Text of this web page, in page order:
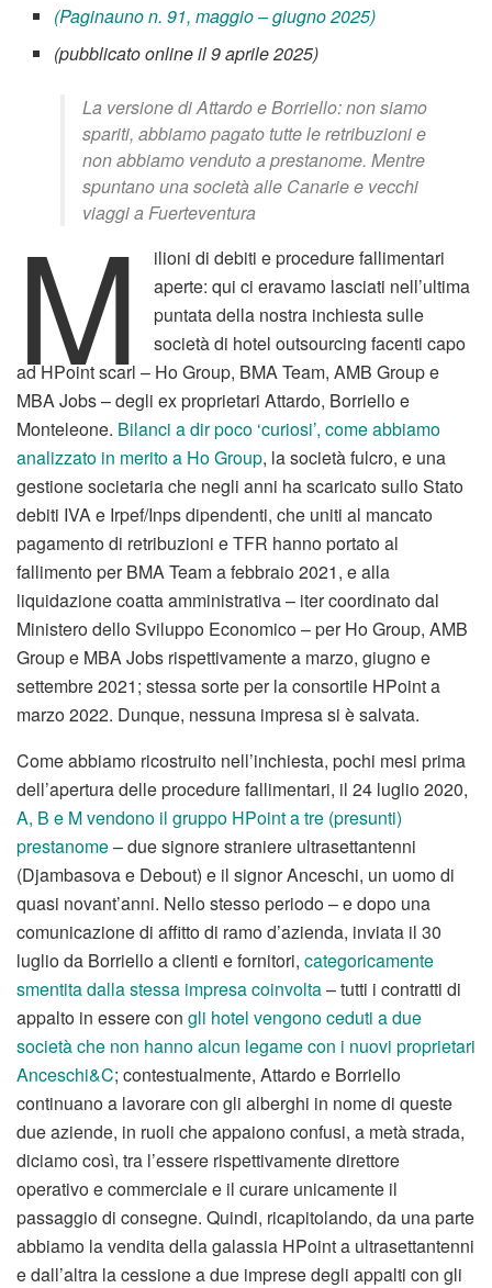
(Paginauno n. 91, maggio – giugno 2025)
(pubblicato online il 9 aprile 2025)
La versione di Attardo e Borriello: non siamo
spariti, abbiamo pagato tutte le retribuzioni e
non abbiamo venduto a prestanome. Mentre
spuntano una società alle Canarie e vecchi
viaggi a Fuerteventura
M
ilioni di debiti e procedure fallimentari
aperte: qui ci eravamo lasciati nell’ultima
puntata della nostra inchiesta sulle
società di hotel outsourcing facenti capo
ad HPoint scarl – Ho Group, BMA Team, AMB Group e
MBA Jobs – degli ex proprietari Attardo, Borriello e
Monteleone. Bilanci a dir poco ‘curiosi’, come abbiamo
analizzato in merito a Ho Group, la società fulcro, e una
gestione societaria che negli anni ha scaricato sullo Stato
debiti IVA e Irpef/Inps dipendenti, che uniti al mancato
pagamento di retribuzioni e TFR hanno portato al
fallimento per BMA Team a febbraio 2021, e alla
liquidazione coatta amministrativa – iter coordinato dal
Ministero dello Sviluppo Economico – per Ho Group, AMB
Group e MBA Jobs rispettivamente a marzo, giugno e
settembre 2021; stessa sorte per la consortile HPoint a
marzo 2022. Dunque, nessuna impresa si è salvata.
Come abbiamo ricostruito nell’inchiesta, pochi mesi prima
dell’apertura delle procedure fallimentari, il 24 luglio 2020,
A, B e M vendono il gruppo HPoint a tre (presunti)
prestanome– due signore straniere ultrasettantenni
(Djambasova e Debout) e il signor Anceschi, un uomo di
quasi novant’anni. Nello stesso periodo – e dopo una
comunicazione di affitto di ramo d’azienda, inviata il 30
luglio da Borriello a clienti e fornitori, categoricamente
smentita dalla stessa impresa coinvolta– tutti i contratti di
appalto in essere con gli hotel vengono ceduti a due
società che non hanno alcun legame con i nuovi proprietari
Anceschi&C; contestualmente, Attardo e Borriello
continuano a lavorare con gli alberghi in nome di queste
due aziende, in ruoli che appaiono confusi, a metà strada,
diciamo così, tra l’essere rispettivamente direttore
operativo e commerciale e il curare unicamente il
passaggio di consegne. Quindi, ricapitolando, da una parte
abbiamo la vendita della galassia HPoint a ultrasettantenni
e dall’altra la cessione a due imprese degli appalti con gli